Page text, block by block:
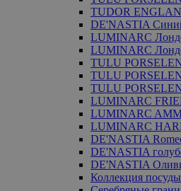
TUDOR
DE'NASTIA
LUMINARC
LUMINARC
TULU
TULU
TULU
LUMINARC
LUMINARC
LUMINARC
DE'NASTIA
DE'NASTIA
DE'NASTIA
Коллекция